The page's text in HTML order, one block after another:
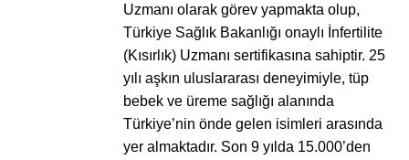
Uzmanı olarak görev yapmakta olup,
Türkiye Sağlık Bakanlığı onaylı İnfertilite
(Kısırlık) Uzmanı sertifikasına sahiptir. 25
yılı aşkın uluslararası deneyimiyle, tüp
bebek ve üreme sağlığı alanında
Türkiye’nin önde gelen isimleri arasında
yer almaktadır. Son 9 yılda 15.000’den